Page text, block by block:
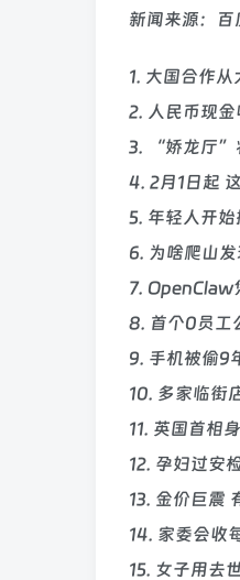
新闻来源：百
1. 大国合作
2. 人民币现
3. “娇龙厅”
4. 2月1日起
5. 年轻人开
6. 为啥爬山
7. OpenClaw
8. 首个0员工
9. 手机被偷9
10. 多家临街
11. 英国首相
12. 孕妇过安
13. 金价巨震
14. 家委会收
15. 女子用去